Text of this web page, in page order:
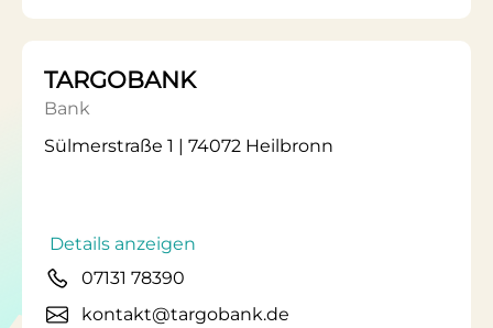
TARGOBANK
Bank
Sülmerstraße 1 | 74072 Heilbronn
Details anzeigen
07131 78390
kontakt@targobank.de